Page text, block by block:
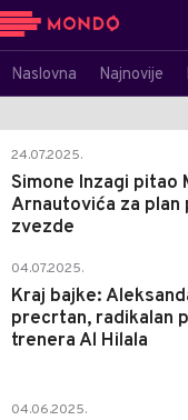
Naslovna Najnovije
24.07.2025.
Simone Inzagi pitao
Arnautovića za
zvezde
04.07.2025.
Kraj bajke:
precrtan, radikalan
trenera Al Hilala
04.06.2025.